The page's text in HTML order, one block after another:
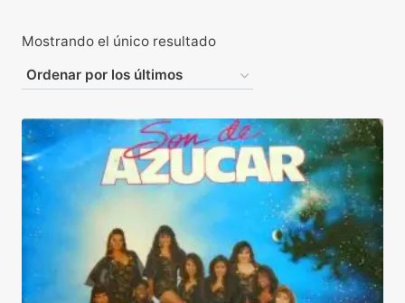
Mostrando el único resultado